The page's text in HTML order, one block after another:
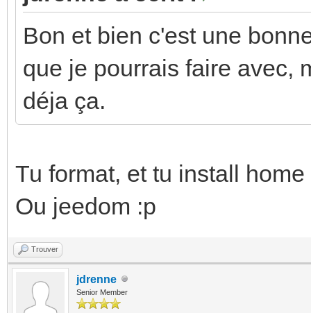
Bon et bien c'est une
que je pourrais faire avec,
déja ça.
Tu format, et tu install
Ou jeedom :p
Trouver
jdrenne
Senior Member